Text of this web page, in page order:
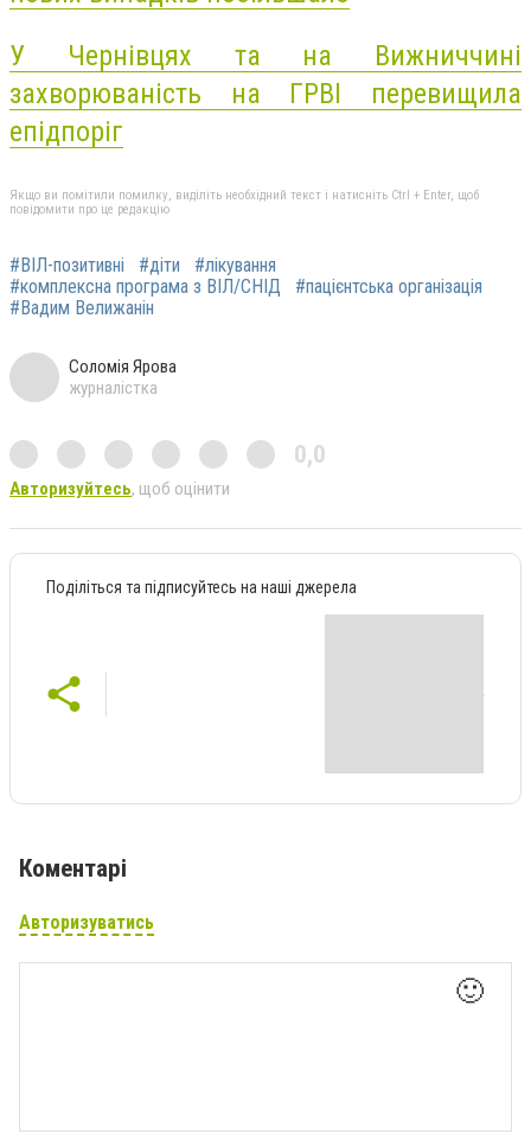
У Чернівцях та на Вижниччині
захворюваність на ГРВІ перевищила
епідпоріг
Якщо ви помітили помилку, виділіть необхідний текст і натисніть Ctrl + Enter, щоб
повідомити про це редакцію
#ВІЛ-позитивні #діти
#лікування
#комплексна програма з ВІЛ/СНІД
#пацієнтська організація
#Вадим Велижанін
Соломія Ярова
журналістка
0,0
Авторизуйтесь, щоб оцінити
Поділіться та підписуйтесь на наші джерела
Коментарі
Авторизуватись
🙂